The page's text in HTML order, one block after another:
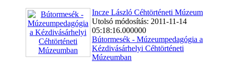
Incze László Céhtörténeti Múzeum
Utolsó módosítás: 2011-11-14
05:18:16.000000
Bútormesék - Múzeumpedagógia a
Kézdivásárhelyi Céhtörténeti
Múzeumban